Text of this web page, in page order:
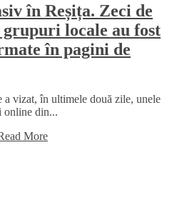
în Reșița. Zeci de
locale au fost
în pagini de
a vizat, în ultimele două zile, unele
online din...
More